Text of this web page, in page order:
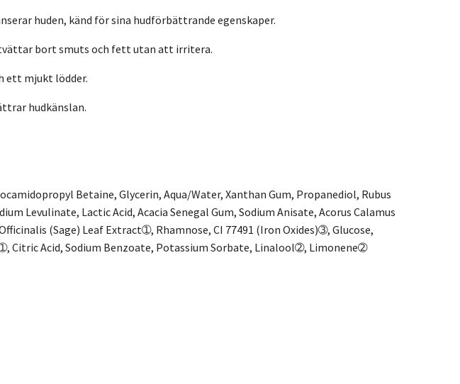
huden, känd för sina hudförbättrande egenskaper.
bort smuts och fett utan att irritera.
ett mjukt lödder.
hudkänslan.
Betaine, Glycerin, Aqua/Water, Xanthan Gum, Propanediol, Rubus
Levulinate, Lactic Acid, Acacia Senegal Gum, Sodium Anisate, Acorus Calamus
(Sage) Leaf Extract➀, Rhamnose, CI 77491 (Iron Oxides)➂, Glucose,
Citric Acid, Sodium Benzoate, Potassium Sorbate, Linalool➁, Limonene➁